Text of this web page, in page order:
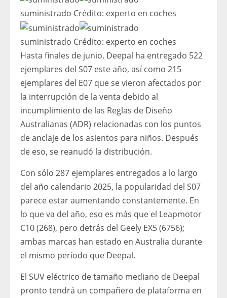
suministrado Crédito: experto en coches
suministrado Crédito: experto en coches
Hasta finales de junio, Deepal ha entregado 522
ejemplares del S07 este año, así como 215
ejemplares del E07 que se vieron afectados por
la interrupción de la venta debido al
incumplimiento de las Reglas de Diseño
Australianas (ADR) relacionadas con los puntos
de anclaje de los asientos para niños. Después
de eso, se reanudó la distribución.
Con sólo 287 ejemplares entregados a lo largo
del año calendario 2025, la popularidad del S07
parece estar aumentando constantemente. En
lo que va del año, eso es más que el Leapmotor
C10 (268), pero detrás del Geely EX5 (6756);
ambas marcas han estado en Australia durante
el mismo período que Deepal.
El SUV eléctrico de tamaño mediano de Deepal
pronto tendrá un compañero de plataforma en